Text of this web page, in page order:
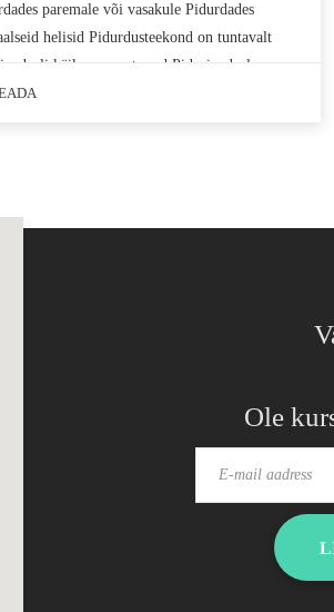
paremale või vasakule Pidurdades
helisid Pidurdusteekond on tuntavalt
käik on muutunud Piduripedaal
pidurdades Põhilised pidurisüsteemi
Ole